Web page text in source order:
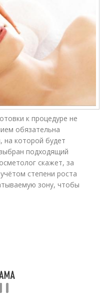
к процедуре не
обязательна
на которой будет
подходящий
скажет, за
степени роста
зону, чтобы